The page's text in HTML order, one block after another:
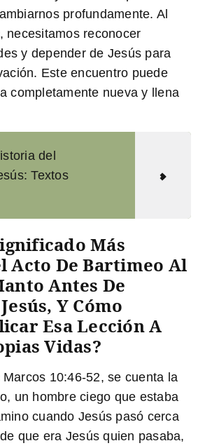
profundamente. Al
necesitamos reconocer
y depender de Jesús para
Este encuentro puede
completamente nueva y llena
del
Textos
Más
Acto De Bartimeo Al
Antes De
Y Cómo
Esa Lección A
Vidas?
10:46-52, se cuenta la
un hombre ciego que estaba
cuando Jesús pasó cerca
que era Jesús quien pasaba,